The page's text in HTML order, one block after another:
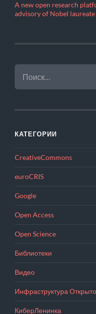
A new open research
advisory of Nobel
НАЙТИ:
КАТЕГОРИИ
CreativeCommons
euroCRIS
Google
Open Access
Open Science
Библиотеки
Видео
Инфраструктура
КиберЛенинка